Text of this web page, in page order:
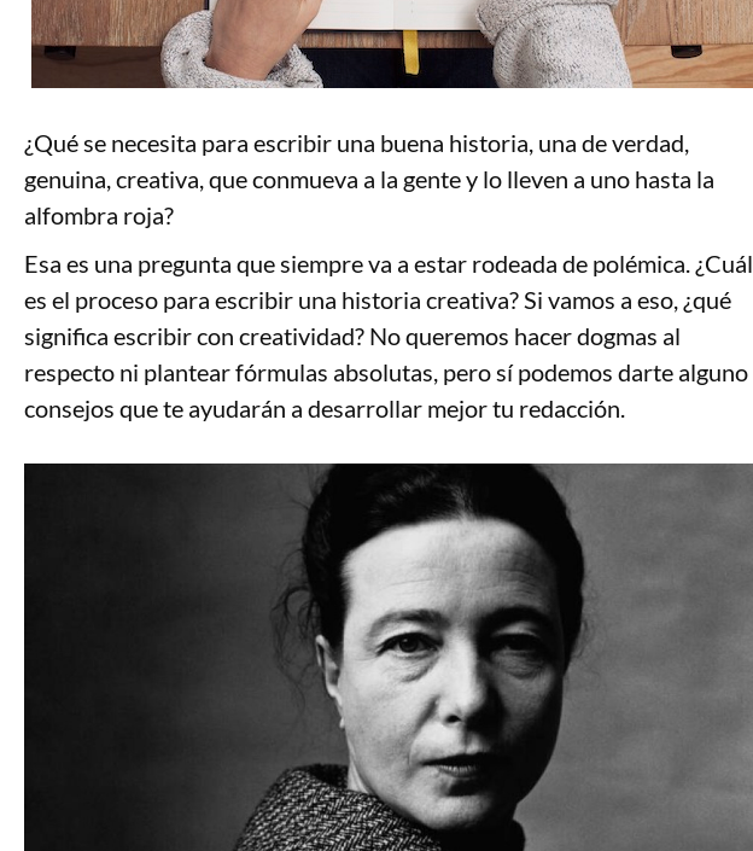
¿Qué se necesita para escribir una buena historia, una de verdad,
genuina, creativa, que conmueva a la gente y lo lleven a uno hasta la
alfombra roja?
Esa es una pregunta que siempre va a estar rodeada de polémica. ¿Cuál
es el proceso para escribir una historia creativa? Si vamos a eso, ¿qué
significa escribir con creatividad? No queremos hacer dogmas al
respecto ni plantear fórmulas absolutas, pero sí podemos darte alguno
consejos que te ayudarán a desarrollar mejor tu redacción.